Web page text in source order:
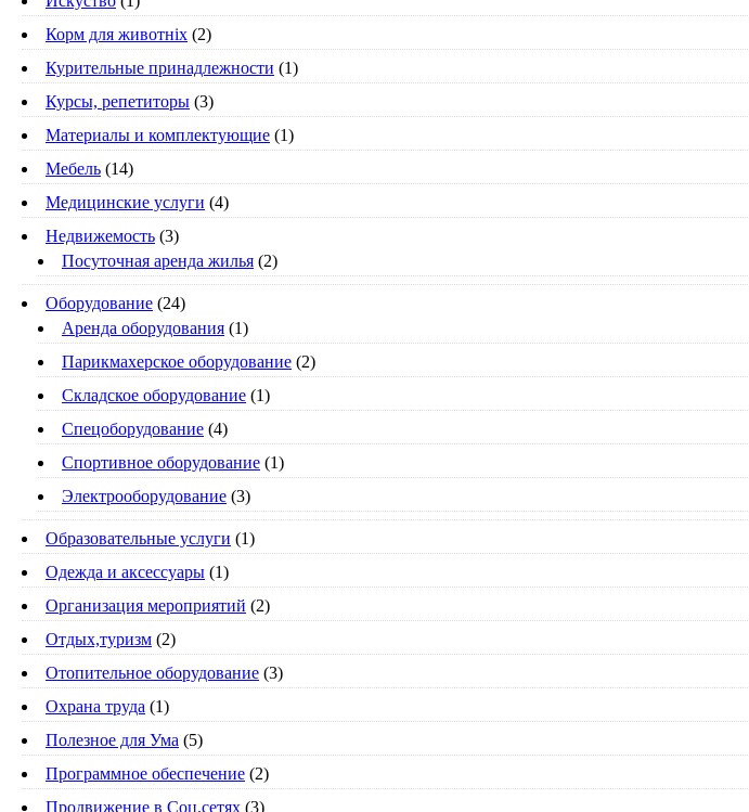
Корм для животніх (2)
Курительные принадлежности (1)
Курсы, репетиторы (3)
Материалы и комплектующие (1)
Мебель (14)
Медицинские услуги (4)
Недвижемость (3)
Посуточная аренда жилья (2)
Оборудование (24)
Аренда оборудования (1)
Парикмахерское оборудование (2)
Складское оборудование (1)
Спецоборудование (4)
Спортивное оборудование (1)
Электрооборудование (3)
Образовательные услуги (1)
Одежда и аксессуары (1)
Организация мероприятий (2)
Отдых,туризм (2)
Отопительное оборудование (3)
Охрана труда (1)
Полезное для Ума (5)
Программное обеспечение (2)
Продвижение в Соц.сетях (3)